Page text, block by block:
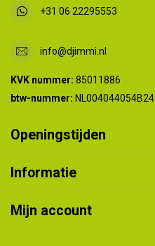
+31 06 22295553
info@djimmi.nl
KVK nummer: 85011886
btw-nummer: NL004044054B24
Openingstijden
Informatie
Mijn account